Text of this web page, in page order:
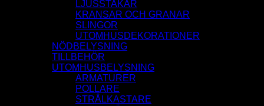
LJUSSTAKAR
KRANSAR OCH GRANAR
SLINGOR
UTOMHUSDEKORATIONER
NÖDBELYSNING
TILLBEHÖR
UTOMHUSBELYSNING
ARMATURER
POLLARE
STRÅLKASTARE